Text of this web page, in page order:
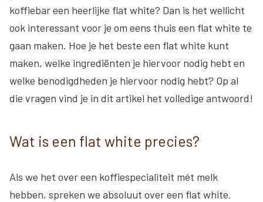
koffiebar een heerlijke flat white? Dan is het wellicht
ook interessant voor je om eens thuis een flat white te
gaan maken. Hoe je het beste een flat white kunt
maken, welke ingrediënten je hiervoor nodig hebt en
welke benodigdheden je hiervoor nodig hebt? Op al
die vragen vind je in dit artikel het volledige antwoord!
Wat is een flat white precies?
Als we het over een koffiespecialiteit mét melk
hebben, spreken we absoluut over een flat white.